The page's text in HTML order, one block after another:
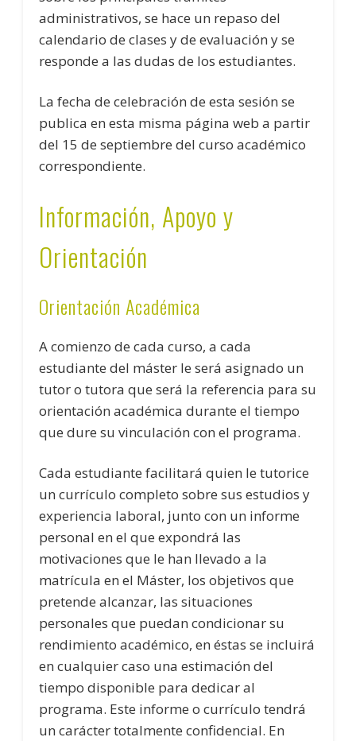
administrativos, se hace un repaso del
calendario de clases y de evaluación y se
responde a las dudas de los estudiantes.
La fecha de celebración de esta sesión se
publica en esta misma página web a partir
del 15 de septiembre del curso académico
correspondiente.
Información, Apoyo y
Orientación
Orientación Académica
A comienzo de cada curso, a cada
estudiante del máster le será asignado un
tutor o tutora que será la referencia para su
orientación académica durante el tiempo
que dure su vinculación con el programa.
Cada estudiante facilitará quien le tutorice
un currículo completo sobre sus estudios y
experiencia laboral, junto con un informe
personal en el que expondrá las
motivaciones que le han llevado a la
matrícula en el Máster, los objetivos que
pretende alcanzar, las situaciones
personales que puedan condicionar su
rendimiento académico, en éstas se incluirá
en cualquier caso una estimación del
tiempo disponible para dedicar al
programa. Este informe o currículo tendrá
un carácter totalmente confidencial. En